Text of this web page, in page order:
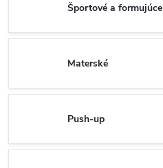
Športové a formujúce
Materské
Push-up